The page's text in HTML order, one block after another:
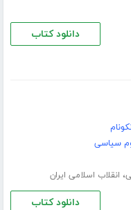
دانلود کتاب
سیاسی
، انقلاب اسلامی ایران
دانلود کتاب